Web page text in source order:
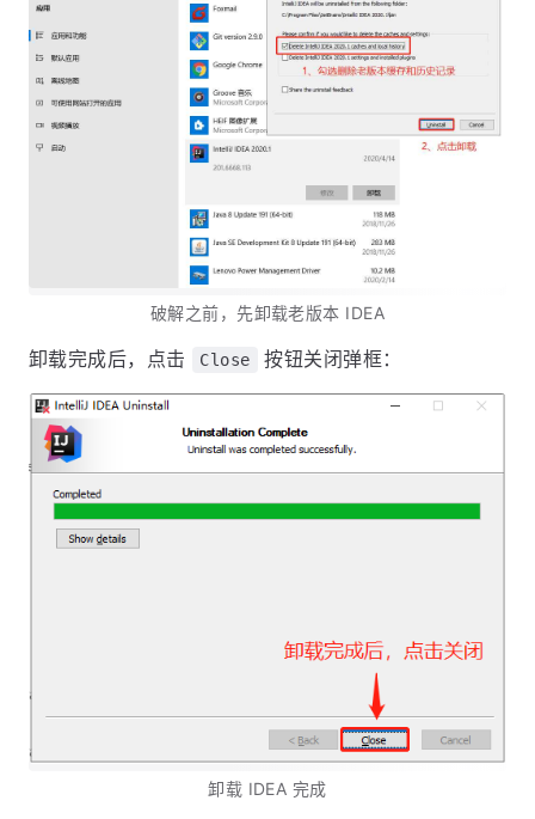
破解之前，先卸载老版本 IDEA
卸载完成后，点击 Close 按钮关闭弹框：
卸载 IDEA 完成